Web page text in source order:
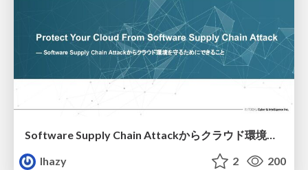
Software Supply Chain Attackからクラウド環境を守るためにできること
lhazy
2 200